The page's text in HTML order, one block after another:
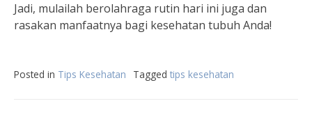
Jadi, mulailah berolahraga rutin hari ini juga dan
rasakan manfaatnya bagi kesehatan tubuh Anda!
Posted in Tips Kesehatan Tagged tips kesehatan